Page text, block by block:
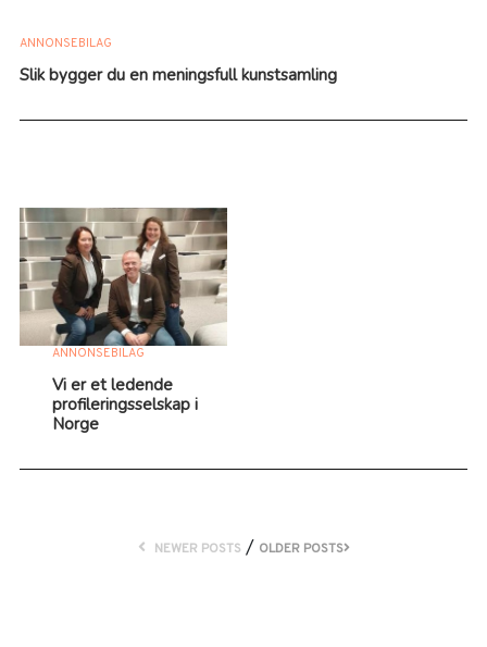
ANNONSEBILAG
Slik bygger du en meningsfull kunstsamling
ANNONSEBILAG
Vi er et ledende
profileringsselskap i
Norge
NEWER POSTS / OLDER POSTS